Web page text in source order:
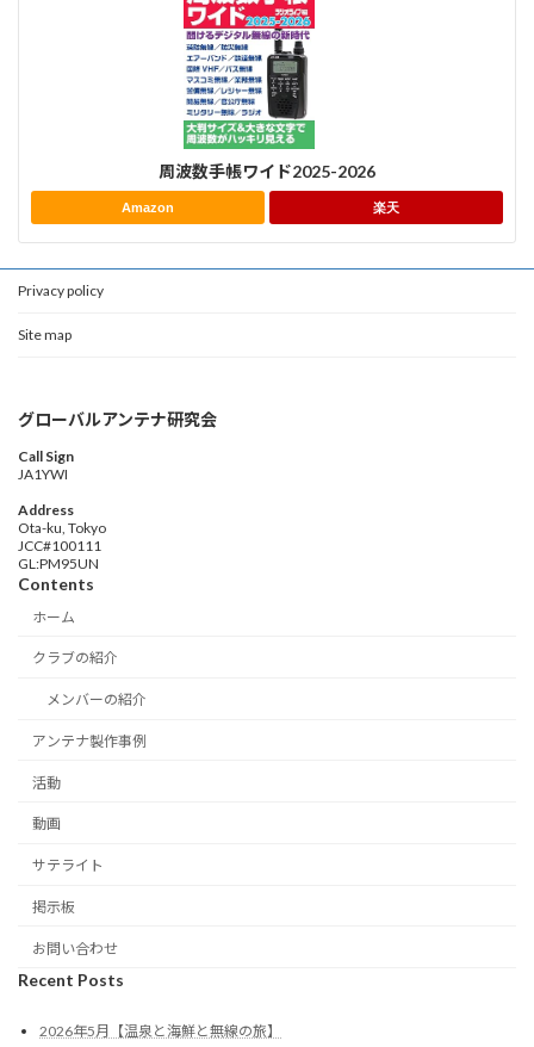
周波数手帳ワイド2025-2026
Amazon 楽天
Privacy policy
Site map
グローバルアンテナ研究会
Call Sign
JA1YWI
Address
Ota-ku, Tokyo
JCC#100111
GL:PM95UN
Contents
ホーム
クラブの紹介
メンバーの紹介
アンテナ製作事例
活動
動画
サテライト
掲示板
お問い合わせ
Recent Posts
2026年5月【温泉と海鮮と無線の旅】